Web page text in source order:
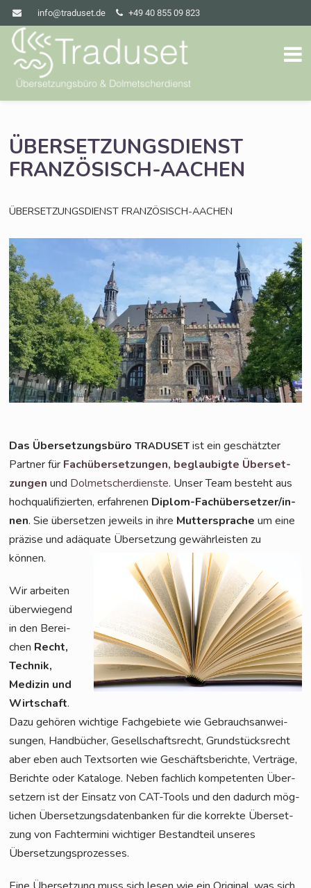
info@traduset.de +49 40 855 09 823
ÜBERSETZUNGSDIENST
FRANZÖSISCH-AACHEN
ÜBERSETZUNGSDIENST FRANZÖSISCH-AACHEN
Das Über­set­zungs­bü­roTRADUSET ist ein geschätz­ter
Part­ner für Fach­über­set­zun­gen, beglau­big­te Über­set­
zun­gen und Dol­met­scher­diens­te. Unser Team besteht aus
hoch­qua­li­fi­zier­ten, erfah­re­nen Diplom-Fach­über­set­zer/in­
nen. Sie über­set­zen jeweils in ihre Mut­ter­spra­che um eine
prä­zi­se und adäqua­te Über­set­zung gewähr­leis­ten zu
können.
Wir arbei­ten
über­wie­gend
in den Berei­
chen Recht,
Tech­nik,
Medi­zin und
Wirt­schaft.
Dazu gehö­ren wich­ti­ge Fach­ge­bie­te wie Gebrauchs­an­wei­
sun­gen, Hand­bü­cher, Gesell­schafts­recht, Grund­stücks­recht
aber eben auch Text­sor­ten wie Geschäfts­be­rich­te, Ver­trä­ge,
Berich­te oder Kata­lo­ge. Neben fach­lich kom­pe­ten­ten Über­
set­zern ist der Ein­satz von CAT-Tools und den dadurch mög­
li­chen Über­set­zungs­da­ten­ban­ken für die kor­rek­te Über­set­
zung von Fach­ter­mi­ni wich­ti­ger Bestand­teil unse­res
Übersetzungsprozesses.